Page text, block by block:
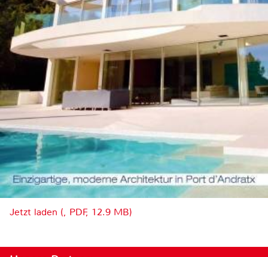
Jetzt laden (, PDF, 12.9 MB)